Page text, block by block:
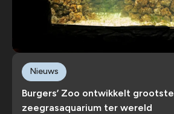
Burgers’ Zoo ontwikkelt grootste
zeegrasaquarium ter wereld
Nieuws